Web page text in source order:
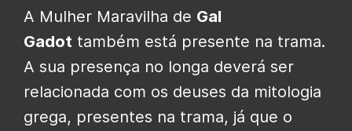
A Mulher Maravilha de Gal
Gadot também está presente na trama.
A sua presença no longa deverá ser
relacionada com os deuses da mitologia
grega, presentes na trama, já que o